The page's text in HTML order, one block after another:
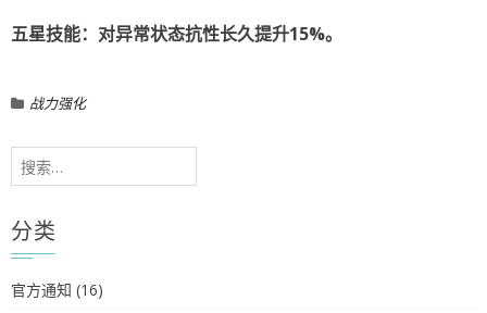
五星技能：对异常状态抗性长久提升15%。
战力强化
搜
索：
分类
官方通知 (16)